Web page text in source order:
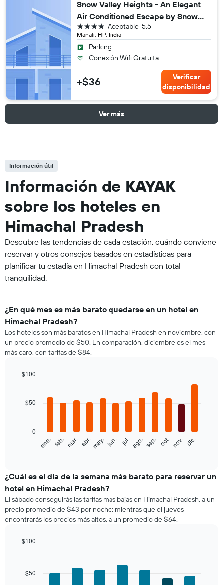
Snow Valley Heights - An Elegant
Air Conditioned Escape by Snow
Valley Resorts
Manali, HP, India
5.5
Aceptable
4 estrellas
Parking
Conexión Wifi Gratuita
+$36
Verificar
disponibilidad
Ver más
Información útil
Información de KAYAK
sobre los hoteles en
Himachal Pradesh
Descubre las tendencias de cada estación, cuándo conviene
reservar y otros consejos basados en estadísticas para
planificar tu estadía en Himachal Pradesh con total
tranquilidad.
¿En qué mes es más barato quedarse en un hotel en
Himachal Pradesh?
Los hoteles son más baratos en Himachal Pradesh en noviembre, con
un precio promedio de $50. En comparación, diciembre es el mes
más caro, con tarifas de $84.
with
siguiente
el
promedio
de
una
habitación
mes
muestra
ene. feb. mar. abr.may. jun. jul. ago. sep. oct. nov. dic.
0
$50
$100
¿Cuál es el día de la semana más barato para reservar un
hotel en Himachal Pradesh?
El sábado conseguirás las tarifas más bajas en Himachal Pradesh, a un
precio promedio de $43 por noche; mientras que el jueves
encontrarás los precios más altos, a un promedio de $64.
$50
$100